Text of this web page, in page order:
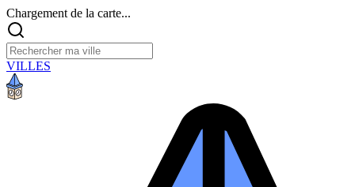
Chargement de la carte...
VILLES